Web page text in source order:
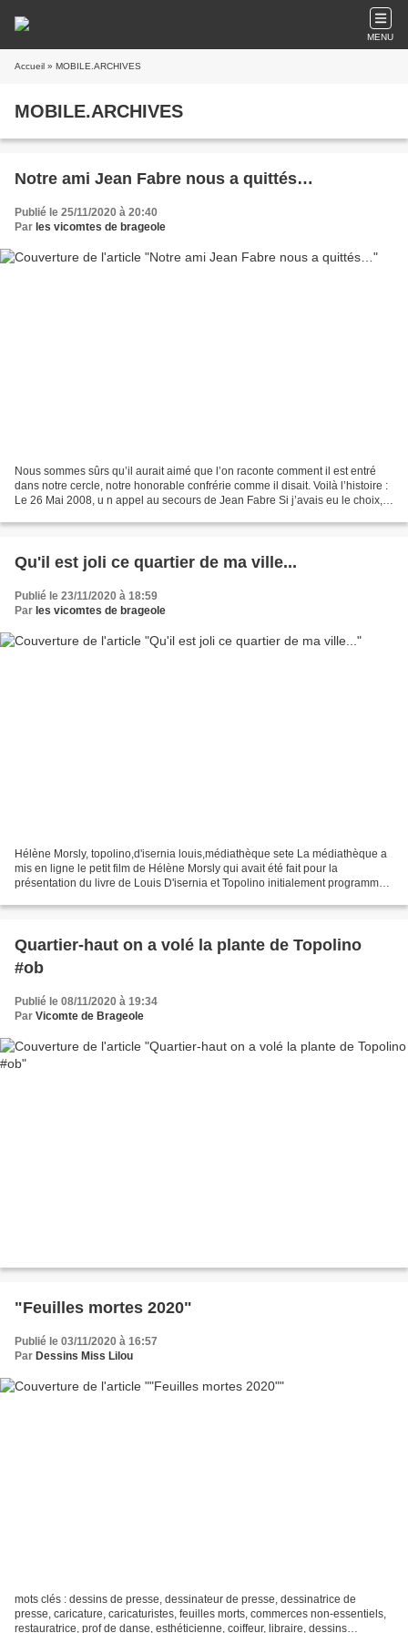
MENU
Accueil » MOBILE.ARCHIVES
MOBILE.ARCHIVES
Notre ami Jean Fabre nous a quittés…
Publié le 25/11/2020 à 20:40
Par les vicomtes de brageole
Nous sommes sûrs qu’il aurait aimé que l’on raconte comment il est entré
dans notre cercle, notre honorable confrérie comme il disait. Voilà l’histoire :
Le 26 Mai 2008, u n appel au secours de Jean Fabre Si j’avais eu le choix,
Qu'il est joli ce quartier de ma ville...
Publié le 23/11/2020 à 18:59
Par les vicomtes de brageole
Hélène Morsly, topolino,d'isernia louis,médiathèque sete La médiathèque a
mis en ligne le petit film de Hélène Morsly qui avait été fait pour la
présentation du livre de Louis D'isernia et Topolino initialement programmée
Quartier-haut on a volé la plante de Topolino
#ob
Publié le 08/11/2020 à 19:34
Par Vicomte de Brageole
"Feuilles mortes 2020"
Publié le 03/11/2020 à 16:57
Par Dessins Miss Lilou
mots clés : dessins de presse, dessinateur de presse, dessinatrice de
presse, caricature, caricaturistes, feuilles morts, commerces non-essentiels,
restauratrice, prof de danse, esthéticienne, coiffeur, libraire, dessins